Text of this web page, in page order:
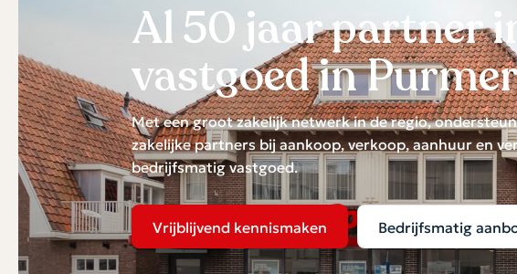
Al 50 jaar partner
vastgoed in
Met een groot zakelijk netwerk in de regio,
zakelijke partners bij aankoop, verkoop, aanhuur en
bedrijfsmatig vastgoed.
Vrijblijvend kennismaken Bedrijfsmatig